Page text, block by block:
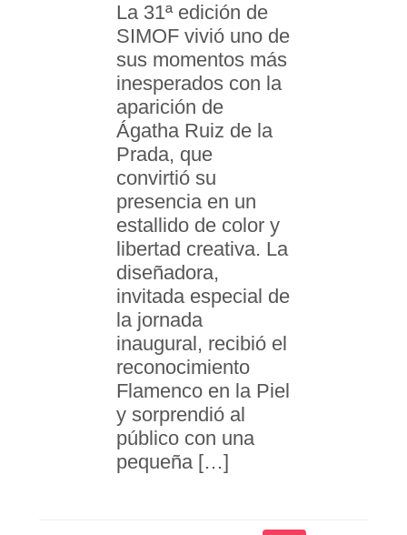
La 31ª edición de
SIMOF vivió uno de
sus momentos más
inesperados con la
aparición de
Ágatha Ruiz de la
Prada, que
convirtió su
presencia en un
estallido de color y
libertad creativa. La
diseñadora,
invitada especial de
la jornada
inaugural, recibió el
reconocimiento
Flamenco en la Piel
y sorprendió al
público con una
pequeña […]